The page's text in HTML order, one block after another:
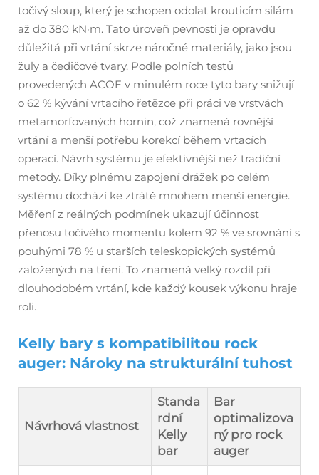
točivý sloup, který je schopen odolat krouticím silám
až do 380 kN·m. Tato úroveň pevnosti je opravdu
důležitá při vrtání skrze náročné materiály, jako jsou
žuly a čedičové tvary. Podle polních testů
provedených ACOE v minulém roce tyto bary snižují
o 62 % kývání vrtacího řetězce při práci ve vrstvách
metamorfovaných hornin, což znamená rovnější
vrtání a menší potřebu korekcí během vrtacích
operací. Návrh systému je efektivnější než tradiční
metody. Díky plnému zapojení drážek po celém
systému dochází ke ztrátě mnohem menší energie.
Měření z reálných podmínek ukazují účinnost
přenosu točivého momentu kolem 92 % ve srovnání s
pouhými 78 % u starších teleskopických systémů
založených na tření. To znamená velký rozdíl při
dlouhodobém vrtání, kde každý kousek výkonu hraje
roli.
Kelly bary s kompatibilitou rock
auger: Nároky na strukturální tuhost
Návrhová vlastnost
Standa
rdní
Kelly
bar
Bar
optimalizova
ný pro rock
auger